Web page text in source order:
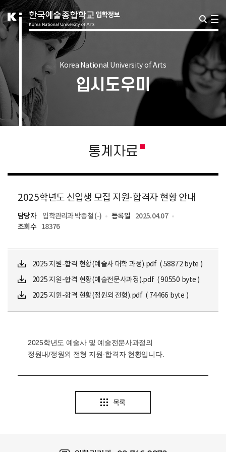
Korea National University of Arts
입시도우미
통계자료
2025학년도 신입생 모집 지원-합격자 현황 안내
담당자 입학관리과 박종철 (-) 등록일
2025.04.07
조회수
18376
2025 지원-합격 현황(예술사 대학 과정).pdf ( 58872 byte )
2025 지원-합격 현황(예술전문사과정).pdf ( 90550 byte )
2025 지원-합격 현황(정원외 전형).pdf ( 74466 byte )
2025학년도 예술사 및 예술전문사과정의
정원내/정원외 전형 지원-합격자 현황입니다.
목록